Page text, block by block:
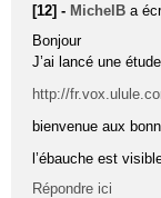
[12] - MichelB a
Bonjour
J’ai lancé une
http://
bienvenue aux
l’ébauche est
Répondre ici